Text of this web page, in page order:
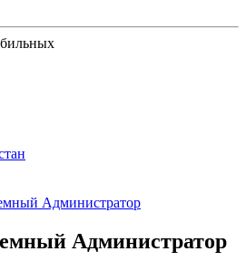
Администратор
Администратор